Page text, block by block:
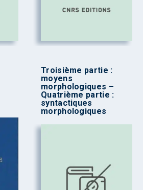
Troisième partie :
moyens
morphologiques –
Quatrième partie :
syntactiques
morphologiques